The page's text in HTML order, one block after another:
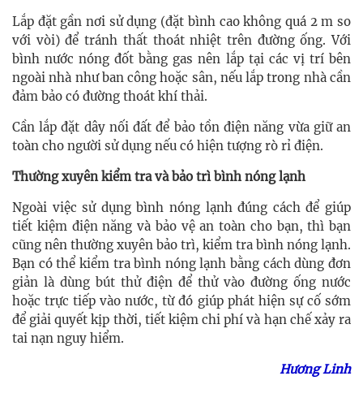
Lắp đặt gần nơi sử dụng (đặt bình cao không quá 2 m so
với vòi) để tránh thất thoát nhiệt trên đường ống. Với
bình nước nóng đốt bằng gas nên lắp tại các vị trí bên
ngoài nhà như ban công hoặc sân, nếu lắp trong nhà cần
đảm bảo có đường thoát khí thải.
Cần lắp đặt dây nối đất để bảo tồn điện năng vừa giữ an
toàn cho người sử dụng nếu có hiện tượng rò rỉ điện.
Thường xuyên kiểm tra và bảo trì bình nóng lạnh
Ngoài việc sử dụng bình nóng lạnh đúng cách để giúp
tiết kiệm điện năng và bảo vệ an toàn cho bạn, thì bạn
cũng nên thường xuyên bảo trì, kiểm tra bình nóng lạnh.
Bạn có thể kiểm tra bình nóng lạnh bằng cách dùng đơn
giản là dùng bút thử điện để thử vào đường ống nước
hoặc trực tiếp vào nước, từ đó giúp phát hiện sự cố sớm
để giải quyết kịp thời, tiết kiệm chi phí và hạn chế xảy ra
tai nạn nguy hiểm.
Hương Linh